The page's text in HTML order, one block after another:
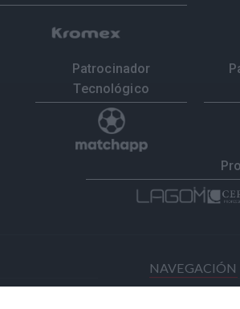
Patrocinador
Tecnológico
NAVEGACIÓN